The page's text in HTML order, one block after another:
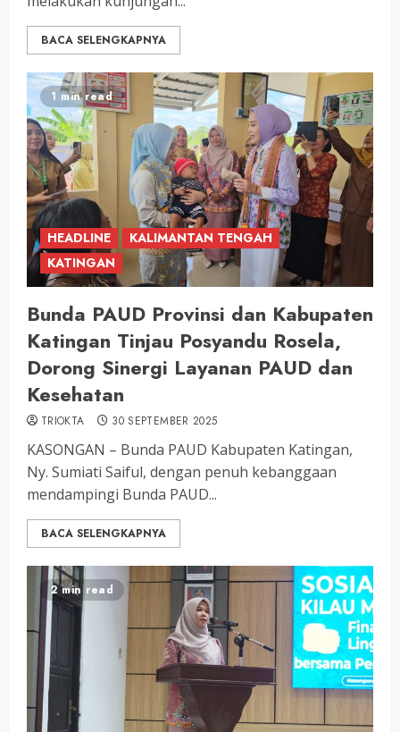
BACA SELENGKAPNYA
1 min read
HEADLINE
KALIMANTAN TENGAH
KATINGAN
Bunda PAUD Provinsi dan Kabupaten
Katingan Tinjau Posyandu Rosela,
Dorong Sinergi Layanan PAUD dan
Kesehatan
TRIOKTA 30 SEPTEMBER 2025
KASONGAN – Bunda PAUD Kabupaten Katingan,
Ny. Sumiati Saiful, dengan penuh kebanggaan
mendampingi Bunda PAUD...
BACA SELENGKAPNYA
2 min read